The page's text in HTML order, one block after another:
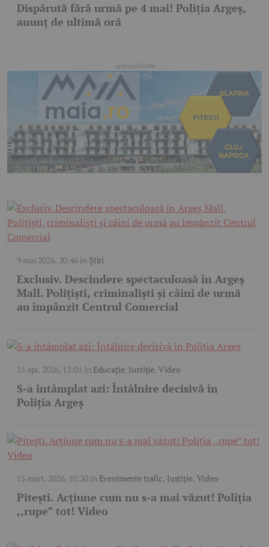
Dispărută fără urmă pe 4 mai! Poliția Argeș,
anunț de ultimă oră
9 mai 2026, 20:46în Știri
Exclusiv. Descindere spectaculoasă în Argeș
Mall. Polițiști, criminaliști și câini de urmă
au împânzit Centrul Comercial
15 apr. 2026, 12:01 în Educație, Justiție,Video
S-a întâmplat azi: Întâlnire decisivă în
Poliția Argeș
15 mart. 2026, 10:30în Evenimente trafic, Justiție, Video
Pitești. Acțiune cum nu s-a mai văzut! Poliția
,,rupe” tot! Video